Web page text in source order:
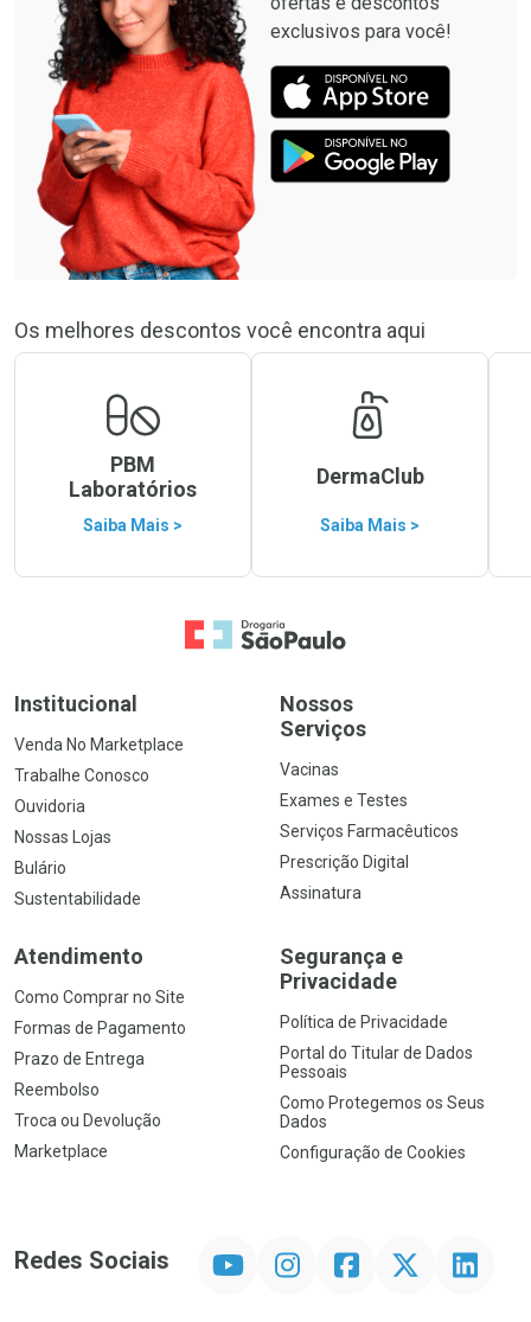
exclusivos para você!
Os melhores descontos você encontra aqui
PBM
Laboratórios
Saiba Mais >
DermaClub
Saiba Mais >
Ir para a Home
Institucional
Venda No Marketplace
Trabalhe Conosco
Ouvidoria
Nossas Lojas
Bulário
Sustentabilidade
Nossos
Serviços
Vacinas
Exames e Testes
Serviços Farmacêuticos
Prescrição Digital
Assinatura
Atendimento
Como Comprar no Site
Formas de Pagamento
Prazo de Entrega
Reembolso
Troca ou Devolução
Marketplace
Segurança e
Privacidade
Política de Privacidade
Portal do Titular de Dados
Pessoais
Como Protegemos os Seus
Dados
Configuração de Cookies
Redes Sociais InstagramFacebookTwitter Linkedin